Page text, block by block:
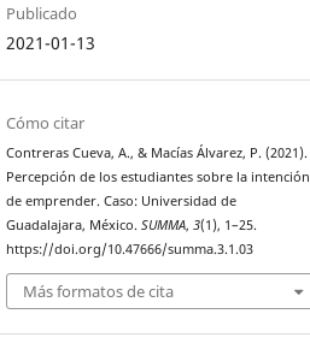
Publicado
2021-01-13
Cómo citar
Contreras Cueva, A., & Macías Álvarez, P. (2021).
Percepción de los estudiantes sobre la intención
de emprender. Caso: Universidad de
Guadalajara, México.SUMMA,3(1), 1–25.
https://doi.org/10.47666/summa.3.1.03
Más formatos de cita